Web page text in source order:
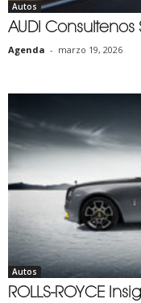
Autos
AUDI Consultenos
Agenda - marzo 19, 2026
Autos
ROLLS-ROYCE